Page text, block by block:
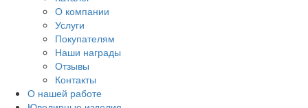
О компании
Услуги
Покупателям
Наши награды
Отзывы
Контакты
О нашей работе